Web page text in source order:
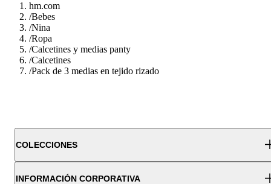
hm.com
/Bebes
/Nina
/Ropa
/Calcetines y medias panty
/Calcetines
/Pack de 3 medias en tejido rizado
COLECCIONES
INFORMACIÓN CORPORATIVA